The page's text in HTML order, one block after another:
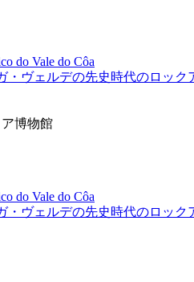
do Vale do Côa
・ヴェルデの先史時代のロック
博物館
do Vale do Côa
・ヴェルデの先史時代のロック